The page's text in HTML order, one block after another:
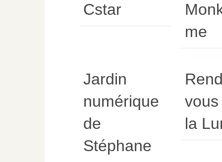
Cstar
me
Jardin
numérique
de
Stéphane
la